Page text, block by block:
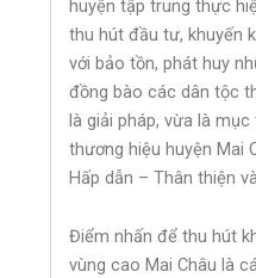
huyện tập trung thực
thu hút đầu tư, khuyến
với bảo tồn, phát huy
đồng bào các dân tộc
là giải pháp, vừa là
thương hiệu huyện Mai
Hấp dẫn – Thân thiện
Điểm nhấn để thu hút
vùng cao Mai Châu là